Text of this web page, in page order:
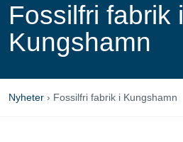
Fossilfri fabrik i
Kungshamn
Nyheter › Fossilfri fabrik i Kungshamn